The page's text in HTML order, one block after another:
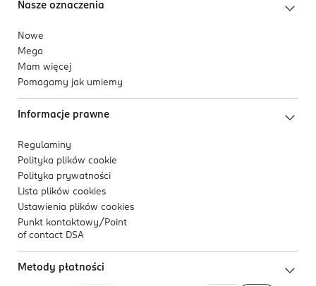
Nasze oznaczenia
Nowe
Mega
Mam więcej
Pomagamy jak umiemy
Informacje prawne
Regulaminy
Polityka plików cookie
Polityka prywatności
Lista plików cookies
Ustawienia plików cookies
Punkt kontaktowy/ Point
of contact DSA
Metody płatności